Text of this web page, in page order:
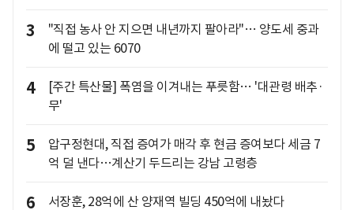
3
"직접 농사 안 지으면 내년까지 팔아라"… 양도세 중과
에 떨고 있는 6070
4
[주간 특산물] 폭염을 이겨내는 푸릇함… '대관령 배추·
무'
5
압구정현대, 직접 증여가 매각 후 현금 증여보다 세금 7
억 덜 낸다…계산기 두드리는 강남 고령층
6 서장훈, 28억에 산 양재역 빌딩 450억에 내놨다